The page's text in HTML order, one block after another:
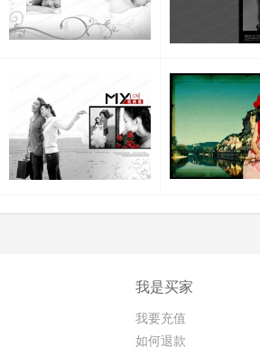
我是买家
我要充值
如何退款